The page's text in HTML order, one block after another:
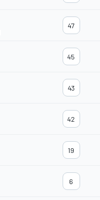
47
45
43
42
19
6